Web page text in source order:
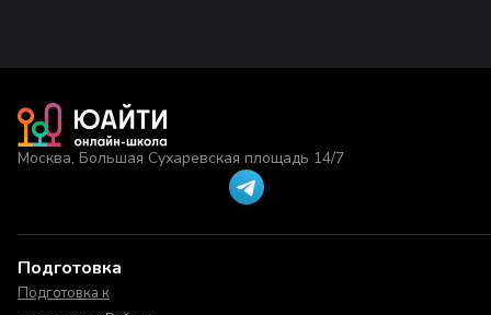
Москва, Большая Сухаревская площадь 14/7
Подготовка
Подготовка к